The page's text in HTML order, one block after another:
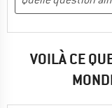
VOILÀ CE